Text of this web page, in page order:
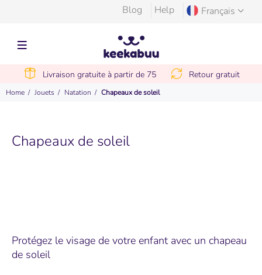
Blog Help Français
Livraison gratuite à partir de 75 Retour gratuit
Home Jouets Natation Chapeaux de soleil
Chapeaux de soleil
Protégez le visage de votre enfant avec un chapeau
de soleil